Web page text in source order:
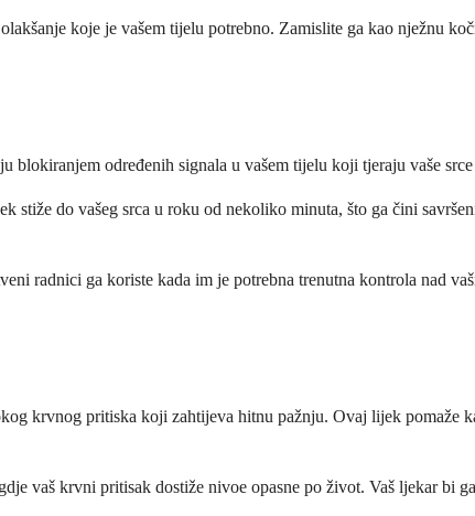
koje je vašem tijelu potrebno. Zamislite ga kao nježnu
određenih signala u vašem tijelu koji tjeraju vaše srce
do vašeg srca u roku od nekoliko minuta, što ga čini
radnici ga koriste kada im je potrebna trenutna kontrola nad
krvnog pritiska koji zahtijeva hitnu pažnju. Ovaj lijek pomaže
vaš krvni pritisak dostiže nivoe opasne po život. Vaš ljekar bi